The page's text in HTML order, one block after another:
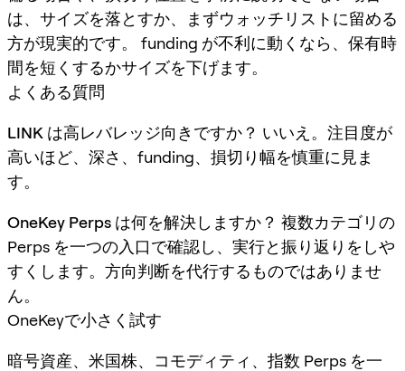
は、サイズを落とすか、まずウォッチリストに留める
方が現実的です。 funding が不利に動くなら、保有時
間を短くするかサイズを下げます。
よくある質問
LINK は高レバレッジ向きですか？ いいえ。注目度が
高いほど、深さ、funding、損切り幅を慎重に見ま
す。
OneKey Perps は何を解決しますか？ 複数カテゴリの
Perps を一つの入口で確認し、実行と振り返りをしや
すくします。方向判断を代行するものではありませ
ん。
OneKeyで小さく試す
暗号資産、米国株、コモディティ、指数 Perps を一